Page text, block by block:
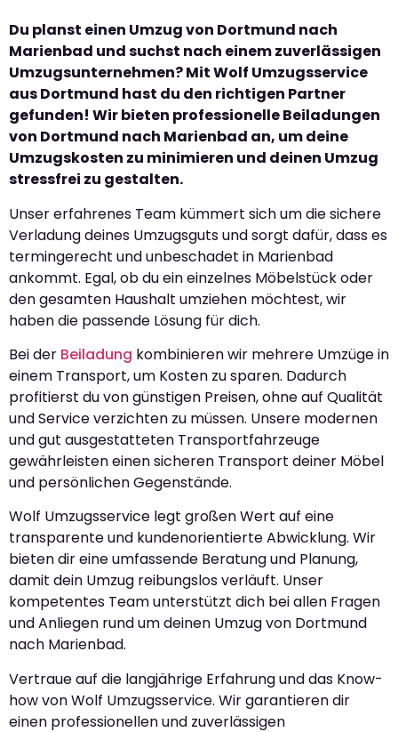
Du planst einen Umzug von Dortmund nach
Marienbad und suchst nach einem zuverlässigen
Umzugsunternehmen? Mit Wolf Umzugsservice
aus Dortmund hast du den richtigen Partner
gefunden! Wir bieten professionelle Beiladungen
von Dortmund nach Marienbad an, um deine
Umzugskosten zu minimieren und deinen Umzug
stressfrei zu gestalten.
Unser erfahrenes Team kümmert sich um die sichere
Verladung deines Umzugsguts und sorgt dafür, dass es
termingerecht und unbeschadet in Marienbad
ankommt. Egal, ob du ein einzelnes Möbelstück oder
den gesamten Haushalt umziehen möchtest, wir
haben die passende Lösung für dich.
Bei der Beiladung kombinieren wir mehrere Umzüge in
einem Transport, um Kosten zu sparen. Dadurch
profitierst du von günstigen Preisen, ohne auf Qualität
und Service verzichten zu müssen. Unsere modernen
und gut ausgestatteten Transportfahrzeuge
gewährleisten einen sicheren Transport deiner Möbel
und persönlichen Gegenstände.
Wolf Umzugsservice legt großen Wert auf eine
transparente und kundenorientierte Abwicklung. Wir
bieten dir eine umfassende Beratung und Planung,
damit dein Umzug reibungslos verläuft. Unser
kompetentes Team unterstützt dich bei allen Fragen
und Anliegen rund um deinen Umzug von Dortmund
nach Marienbad.
Vertraue auf die langjährige Erfahrung und das Know-
how von Wolf Umzugsservice. Wir garantieren dir
einen professionellen und zuverlässigen